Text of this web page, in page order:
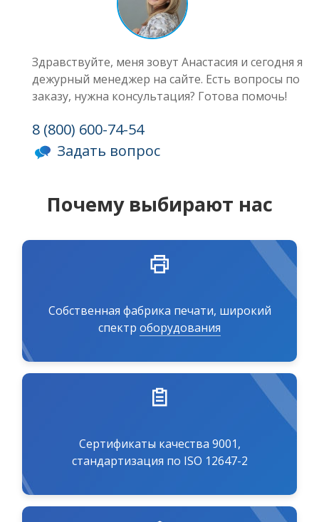
Здравствуйте, меня зовут Анастасия и сегодня я
дежурный менеджер на сайте. Есть вопросы по
заказу, нужна консультация? Готова помочь!
8 (800) 600-74-54
Задать вопрос
Почему выбирают нас
Собственная фабрика печати, широкий
спектр оборудования
Сертификаты качества 9001,
стандартизация по ISO 12647-2